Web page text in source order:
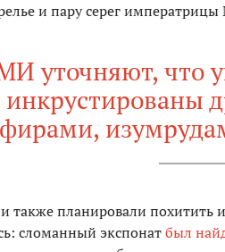
и пару серег
уточняют, что
инкрустированы
также планировали похитить
сломанный экспонатбыл